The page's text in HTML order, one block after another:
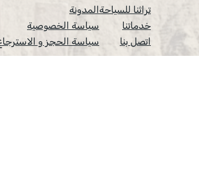
تراثنا للسياحة
خدماتنا
اتصل بنا
المدونة
سياسة الخصوصية
سياسة الحجز و